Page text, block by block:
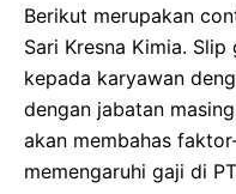
Berikut merupakan
Sari Kresna Kimia.
kepada karyawan
dengan jabatan
akan membahas
memengaruhi gaji di